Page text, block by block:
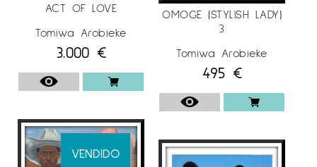
ACT OF LOVE
Tomiwa Arobieke
3.000 €
VENDIDO
OMOGE (STYLISH LADY)
3
Tomiwa Arobieke
495 €